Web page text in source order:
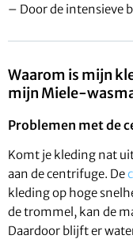
– Door de intensieve
Waarom is mijn
mijn Miele-
Problemen met de
Komt je kleding nat
aan de centrifuge. De
kleding op hoge
de trommel, kan de
Daardoor blijft er